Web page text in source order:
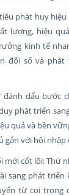
phát huy
lượng, hiệu
kinh tế
đổi số và phát
đánh dấu bước
phát triển
quả và bền
gắn với hội nhập
mới cốt lõi: Thứ
sang phát triển
từ coi trọng